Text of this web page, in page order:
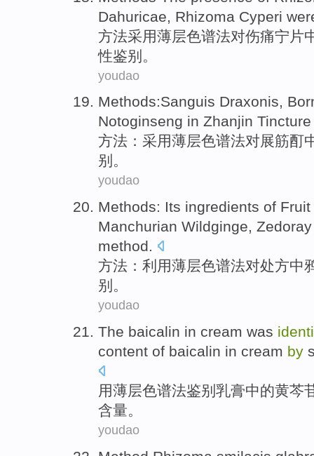
Dahuricae , Rhizoma Cyperi
方法采用薄层色谱法对伤痛宁片
性鉴别 。
youdao
Methods:Sanguis Draxonis,
Notoginseng in Zhanjin
方法 ：采用薄层色谱法对展筋酊
别。
youdao
Methods: Its ingredients of
Manchurian Wildginge, Zedoray
method.
方法 ：利用薄层色谱法对处方中
别 。
youdao
The baicalin in cream was
content of baicalin in cream by
用薄层色谱法鉴别 乳膏中的黄芩
含量。
youdao